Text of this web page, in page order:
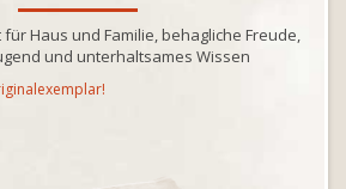
Haus und Familie, behagliche Freude,
und unterhaltsames Wissen